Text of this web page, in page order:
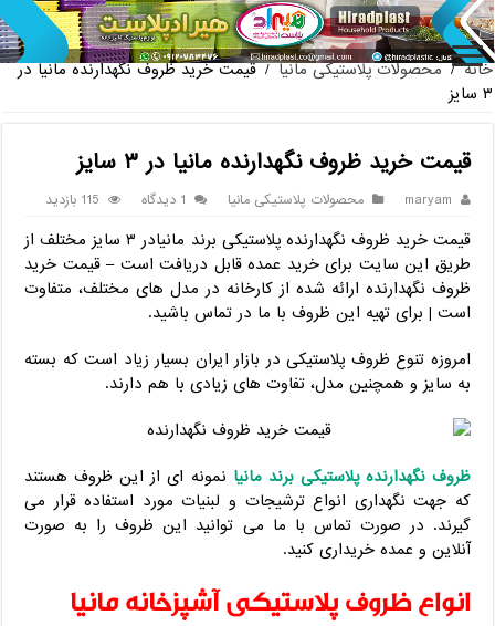
پخش عمده صندلی پ
خانه / محصولات پلاستیکی مانیا / قیمت خرید ظروف نگهدارنده مانیا در
۳ سایز
قیمت خرید ظروف نگهدارنده مانیا در ۳ سایز
maryam محصولات پلاستیکی مانیا 1 دیدگاه 115 بازدید
قیمت خرید ظروف نگهدارنده پلاستیکی برند مانیادر ۳ سایز مختلف از
طریق این سایت برای خرید عمده قابل دریافت است – قیمت خرید
ظروف نگهدارنده ارائه شده از کارخانه در مدل های مختلف، متفاوت
است | برای تهیه این ظروف با ما در تماس باشید.
امروزه تنوع ظروف پلاستیکی در بازار ایران بسیار زیاد است که بسته
به سایز و همچنین مدل، تفاوت های زیادی با هم دارند.
ظروف نگهدارنده پلاستیکی برند مانیا نمونه ای از این ظروف هستند
که جهت نگهداری انواع ترشیجات و لبنیات مورد استفاده قرار می
گیرند. در صورت تماس با ما می توانید این ظروف را به صورت
آنلاین و عمده خریداری کنید.
انواع ظروف پلاستیکی آشپزخانه مانیا